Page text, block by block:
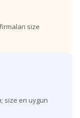
size
size en uygun